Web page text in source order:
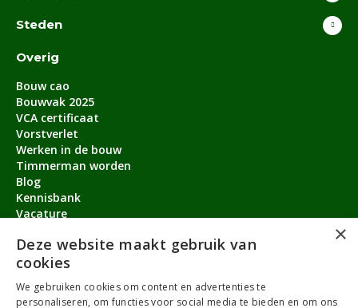
Steden
Overig
Bouw cao
Bouwvak 2025
VCA certificaat
Vorstverlet
Werken in de bouw
Timmerman worden
Blog
Kennisbank
Vacature
Contact
Over ons
×
Deze website maakt gebruik van
cookies
We gebruiken cookies om content en advertenties te
personaliseren, om functies voor social media te bieden en om ons